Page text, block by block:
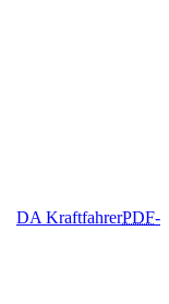
DA KraftfahrerPDF-